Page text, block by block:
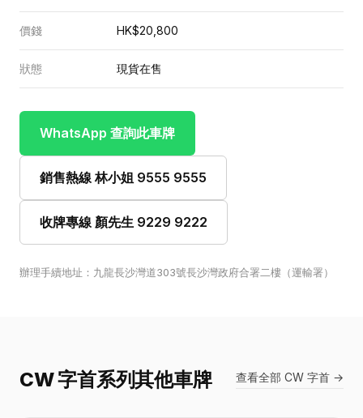
價錢 HK$20,800
狀態 現貨在售
WhatsApp 查詢此車牌
銷售熱線 林小姐 9555 9555
收牌專線 顏先生 9229 9222
辦理手續地址：九龍長沙灣道303號長沙灣政府合署二樓（運輸署）
CW 字首系列其他車牌 查看全部 CW 字首 →